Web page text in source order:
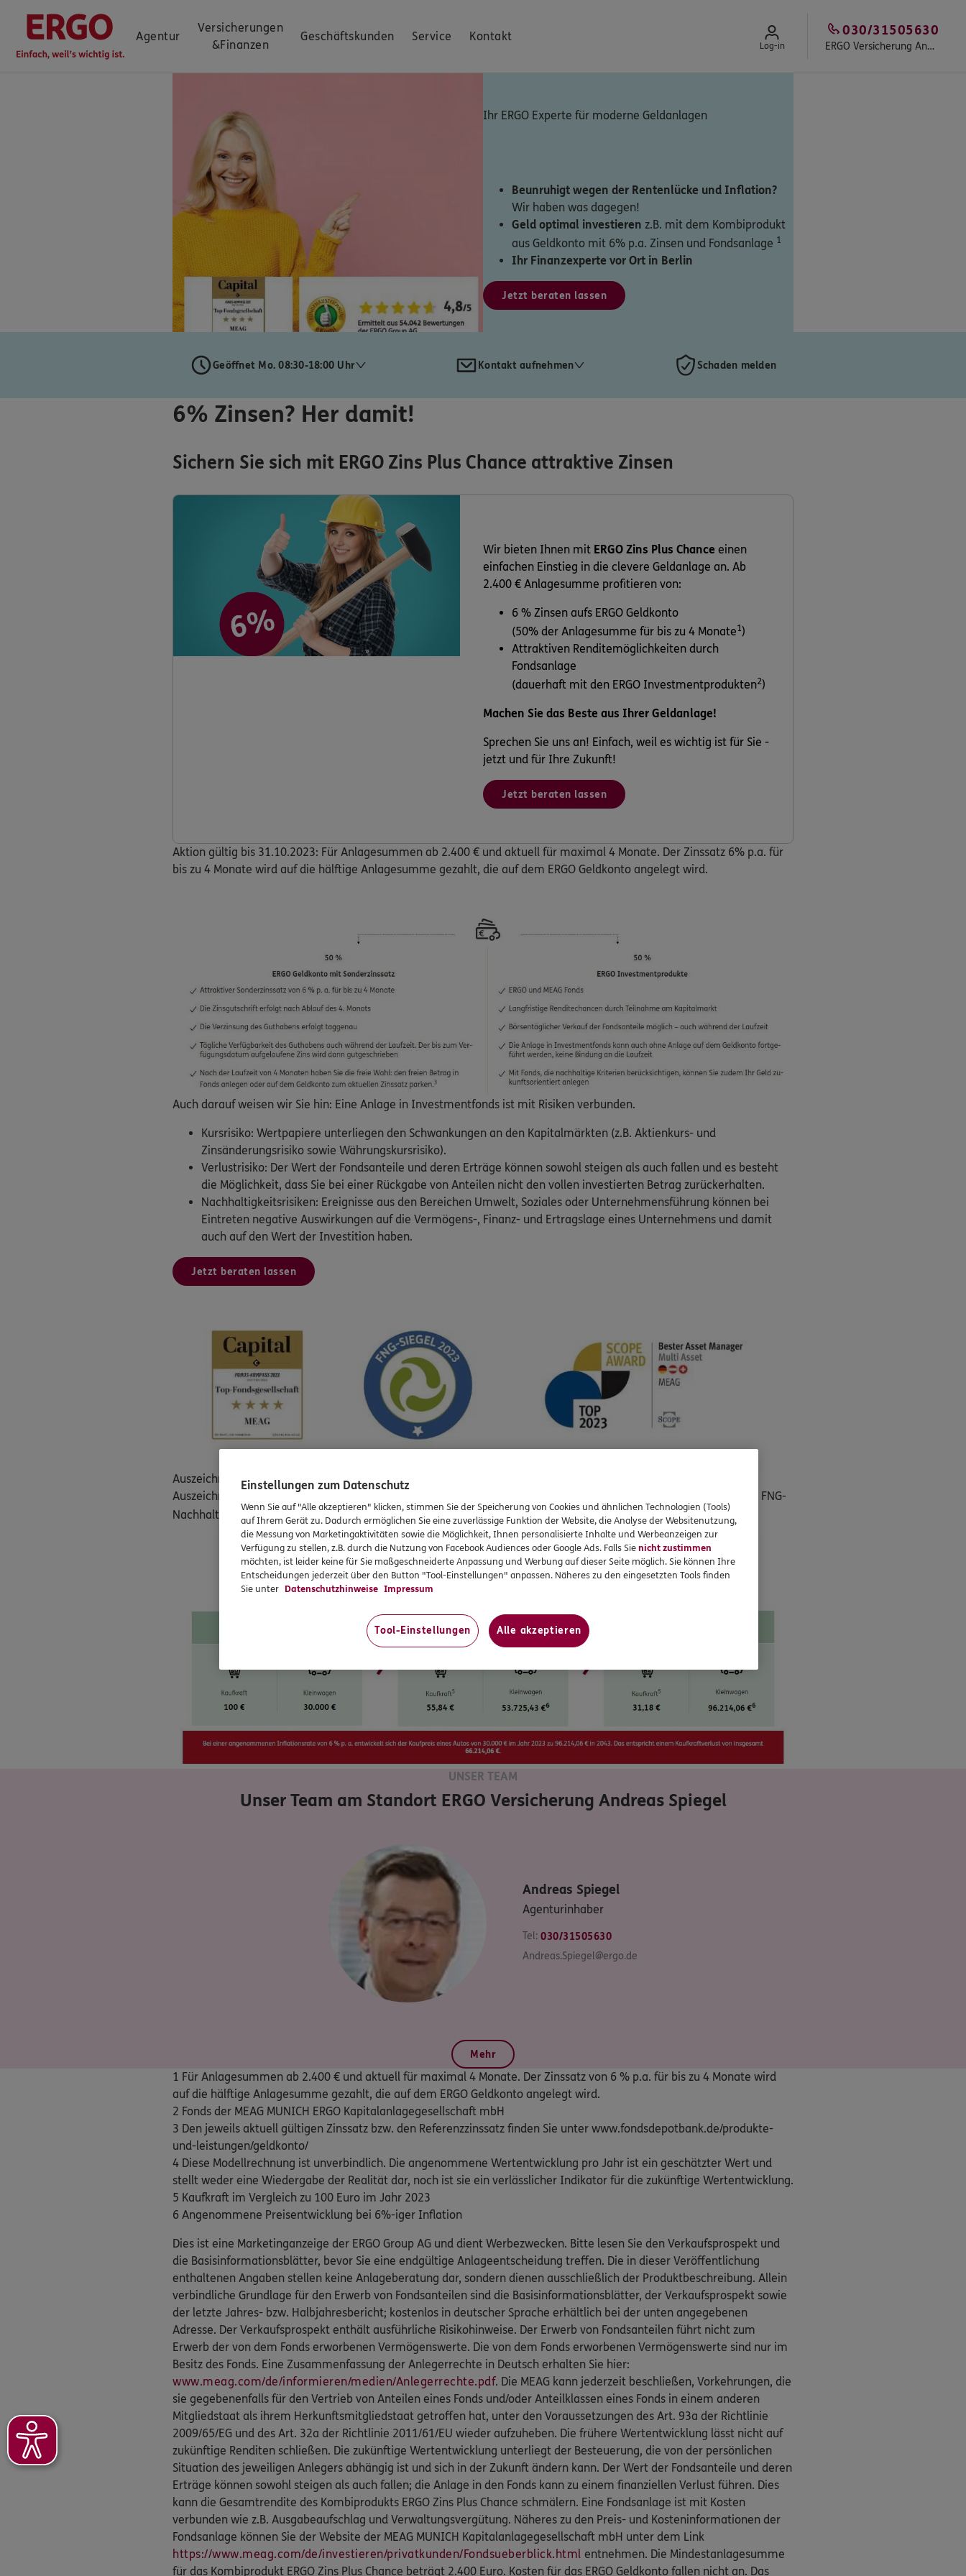
Agentur
Versicherungen
&Finanzen
Geschäftskunden Service Kontakt
Log-in ERGO Versicherung Andreas Spiegel
030/31505630
Ihr ERGO Experte für moderne Geldanlagen
Beunruhigt wegen der Rentenlücke und Inflation?
Wir haben was dagegen!
Geld optimal investieren z.B. mit dem Kombiprodukt
aus Geldkonto mit 6% p.a. Zinsen und Fondsanlage 1
Ihr Finanzexperte vor Ort in Berlin
Jetzt beraten lassen
Geöffnet Mo. 08:30-18:00 Uhr Kontakt aufnehmen Schaden melden
6% Zinsen? Her damit!
Sichern Sie sich mit ERGO Zins Plus Chance attraktive Zinsen
Wir bieten Ihnen mit ERGO Zins Plus Chance einen
einfachen Einstieg in die clevere Geldanlage an. Ab
2.400 € Anlagesumme profitieren von:
6 % Zinsen aufs ERGO Geldkonto
(50% der Anlagesumme für bis zu 4 Monate1)
Attraktiven Renditemöglichkeiten durch
Fondsanlage
(dauerhaft mit den ERGO Investmentprodukten2)
Machen Sie das Beste aus Ihrer Geldanlage!
Sprechen Sie uns an! Einfach, weil es wichtig ist für Sie -
jetzt und für Ihre Zukunft!
Jetzt beraten lassen
Aktion gültig bis 31.10.2023: Für Anlagesummen ab 2.400 € und aktuell für maximal 4 Monate. Der Zinssatz 6% p.a. für
bis zu 4 Monate wird auf die hälftige Anlagesumme gezahlt, die auf dem ERGO Geldkonto angelegt wird.
Auch darauf weisen wir Sie hin: Eine Anlage in Investmentfonds ist mit Risiken verbunden.
Kursrisiko: Wertpapiere unterliegen den Schwankungen an den Kapitalmärkten (z.B. Aktienkurs- und
Zinsänderungsrisiko sowie Währungskursrisiko).
Verlustrisiko: Der Wert der Fondsanteile und deren Erträge können sowohl steigen als auch fallen und es besteht
die Möglichkeit, dass Sie bei einer Rückgabe von Anteilen nicht den vollen investierten Betrag zurückerhalten.
Nachhaltigkeitsrisiken: Ereignisse aus den Bereichen Umwelt, Soziales oder Unternehmensführung können bei
Eintreten negative Auswirkungen auf die Vermögens-, Finanz- und Ertragslage eines Unternehmens und damit
auch auf den Wert der Investition haben.
Jetzt beraten lassen
Auszeichnungen in der Vergangenheit sind kein verlässlicher Indikator für zukünftige Wertentwicklungen und
Auszeichnungen. Capital für die Fondsgesellschaft; Scope für das Multi Asset-Team im Fondsmanagement und das FNG-
Nachhaltigkeitssiegel für die Fonds MEAG FairReturn und MEAG Nachhaltigkeit.2
UNSER TEAM
Unser Team am Standort ERGO Versicherung Andreas Spiegel
Andreas Spiegel
Agenturinhaber
Tel: 030/31505630
Andreas.Spiegel@ergo.de
Mehr
1 Für Anlagesummen ab 2.400 € und aktuell für maximal 4 Monate. Der Zinssatz von 6 % p.a. für bis zu 4 Monate wird
auf die hälftige Anlagesumme gezahlt, die auf dem ERGO Geldkonto angelegt wird.
2 Fonds der MEAG MUNICH ERGO Kapitalanlagegesellschaft mbH
3 Den jeweils aktuell gültigen Zinssatz bzw. den Referenzzinssatz finden Sie unter www.fondsdepotbank.de/produkte-
und-leistungen/geldkonto/
4 Diese Modellrechnung ist unverbindlich. Die angenommene Wertentwicklung pro Jahr ist ein geschätzter Wert und
stellt weder eine Wiedergabe der Realität dar, noch ist sie ein verlässlicher Indikator für die zukünftige Wertentwicklung.
5 Kaufkraft im Vergleich zu 100 Euro im Jahr 2023
6 Angenommene Preisentwicklung bei 6%-iger Inflation
Dies ist eine Marketinganzeige der ERGO Group AG und dient Werbezwecken. Bitte lesen Sie den Verkaufsprospekt und
die Basisinformationsblätter, bevor Sie eine endgültige Anlageentscheidung treffen. Die in dieser Veröffentlichung
enthaltenen Angaben stellen keine Anlageberatung dar, sondern dienen ausschließlich der Produktbeschreibung. Allein
verbindliche Grundlage für den Erwerb von Fondsanteilen sind die Basisinformationsblätter, der Verkaufsprospekt sowie
der letzte Jahres- bzw. Halbjahresbericht; kostenlos in deutscher Sprache erhältlich bei der unten angegebenen
Adresse. Der Verkaufsprospekt enthält ausführliche Risikohinweise. Der Erwerb von Fondsanteilen führt nicht zum
Erwerb der von dem Fonds erworbenen Vermögenswerte. Die von dem Fonds erworbenen Vermögenswerte sind nur im
Besitz des Fonds. Eine Zusammenfassung der Anlegerrechte in Deutsch erhalten Sie hier:
www.meag.com/de/informieren/medien/Anlegerrechte.pdf. Die MEAG kann jederzeit beschließen, Vorkehrungen, die
sie gegebenenfalls für den Vertrieb von Anteilen eines Fonds und/oder Anteilklassen eines Fonds in einem anderen
Mitgliedstaat als ihrem Herkunftsmitgliedstaat getroffen hat, unter den Voraussetzungen des Art. 93a der Richtlinie
2009/65/EG und des Art. 32a der Richtlinie 2011/61/EU wieder aufzuheben. Die frühere Wertentwicklung lässt nicht auf
zukünftige Renditen schließen. Die zukünftige Wertentwicklung unterliegt der Besteuerung, die von der persönlichen
Situation des jeweiligen Anlegers abhängig ist und sich in der Zukunft ändern kann. Der Wert der Fondsanteile und deren
Erträge können sowohl steigen als auch fallen; die Anlage in den Fonds kann zu einem finanziellen Verlust führen. Dies
kann die Gesamtrendite des Kombiprodukts ERGO Zins Plus Chance schmälern. Eine Fondsanlage ist mit Kosten
verbunden wie z.B. Ausgabeaufschlag und Verwaltungsvergütung. Näheres zu den Preis- und Kosteninformationen der
Fondsanlage können Sie der Website der MEAG MUNICH Kapitalanlagegesellschaft mbH unter dem Link
https://www.meag.com/de/investieren/privatkunden/Fondsueberblick.html entnehmen. Die Mindestanlagesumme
für das Kombiprodukt ERGO Zins Plus Chance beträgt 2.400 Euro. Kosten für das ERGO Geldkonto fallen nicht an. Das
Einstellungen zum Datenschutz
Wenn Sie auf "Alle akzeptieren" klicken, stimmen Sie der Speicherung von Cookies und ähnlichen Technologien (Tools)
auf Ihrem Gerät zu. Dadurch ermöglichen Sie eine zuverlässige Funktion der Website, die Analyse der Websitenutzung,
die Messung von Marketingaktivitäten sowie die Möglichkeit, Ihnen personalisierte Inhalte und Werbeanzeigen zur
Verfügung zu stellen, z.B. durch die Nutzung von Facebook Audiences oder Google Ads. Falls Sienicht zustimmen
möchten, ist leider keine für Sie maßgeschneiderte Anpassung und Werbung auf dieser Seite möglich. Sie können Ihre
Entscheidungen jederzeit über den Button "Tool-Einstellungen" anpassen. Näheres zu den eingesetzten Tools finden
Sie unter Datenschutzhinweise Impressum
Tool-Einstellungen Alle akzeptieren